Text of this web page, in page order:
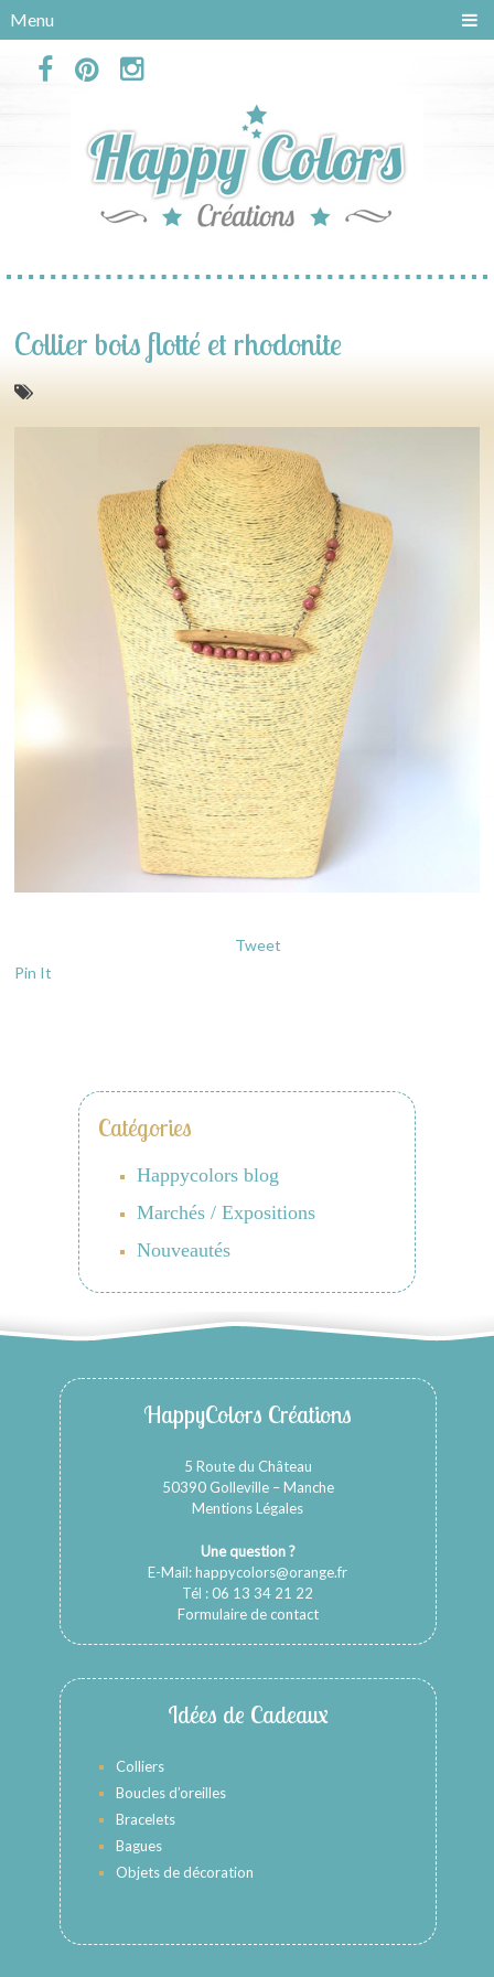
Menu
Collier bois flotté et rhodonite
Tweet
Pin It
Catégories
Happycolors blog
Marchés / Expositions
Nouveautés
HappyColors Créations
5 Route du Château
50390 Golleville – Manche
Mentions Légales
Une question ?
E-Mail:happycolors@orange.fr
Tél : 06 13 34 21 22
Formulaire de contact
Idées de Cadeaux
Colliers
Boucles d’oreilles
Bracelets
Bagues
Objets de décoration
Panneau de gestion des cookies